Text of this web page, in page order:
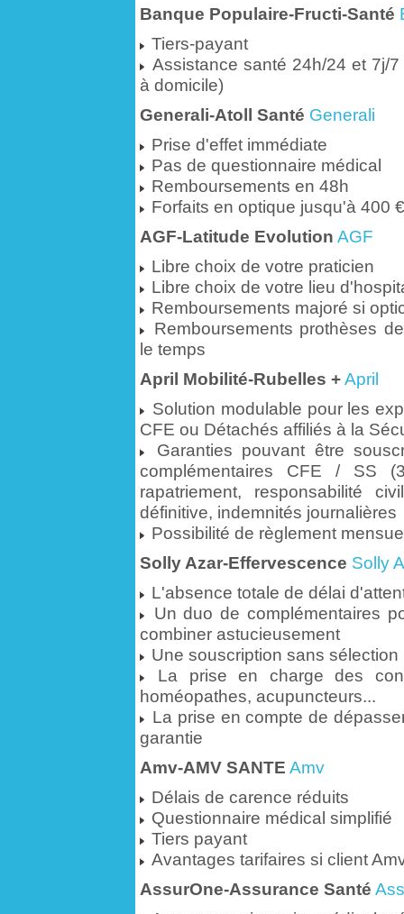
Banque Populaire-Fructi-Santé
Tiers-payant
Assistance santé 24h/24 et 7j/
à domicile)
Generali-Atoll Santé Generali
Prise d'effet immédiate
Pas de questionnaire médical
Remboursements en 48h
Forfaits en optique jusqu'à 400
AGF-Latitude Evolution AGF
Libre choix de votre praticien
Libre choix de votre lieu
Remboursements majoré si
Remboursements prothèses
le temps
April Mobilité-Rubelles +April
Solution modulable pour les
CFE ou Détachés affiliés à la
Garanties pouvant être
complémentaires CFE / SS
rapatriement, responsabilité
définitive, indemnités journalières
Possibilité de règlement
Solly Azar-Effervescence Solly
L'absence totale de délai
Un duo de complémentaires
combiner astucieusement
Une souscription sans
La prise en charge des
homéopathes, acupuncteurs...
La prise en compte de
garantie
Amv-AMV SANTE Amv
Délais de carence réduits
Questionnaire médical simplifié
Tiers payant
Avantages tarifaires si client
AssurOne-Assurance Santé